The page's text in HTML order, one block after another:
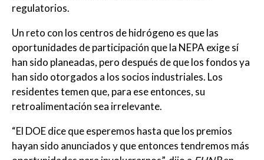
regulatorios.
Un reto con los centros de hidrógeno es que las
oportunidades de participación que la NEPA exige sí
han sido planeadas, pero después de que los fondos ya
han sido otorgados a los socios industriales. Los
residentes temen que, para ese entonces, su
retroalimentación sea irrelevante.
“El DOE dice que esperemos hasta que los premios
hayan sido anunciados y que entonces tendremos más